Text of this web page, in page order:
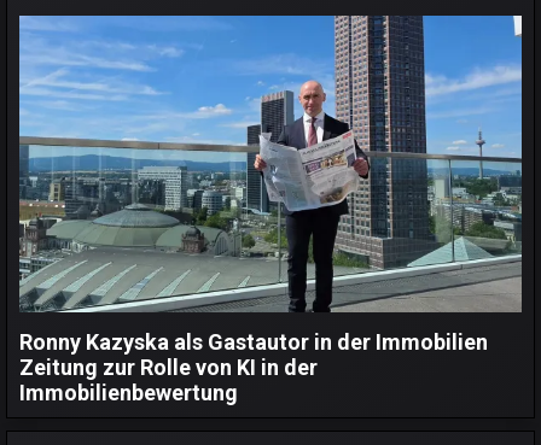
Ronny Kazyska als Gastautor in der Immobilien
Zeitung zur Rolle von KI in der
Immobilienbewertung